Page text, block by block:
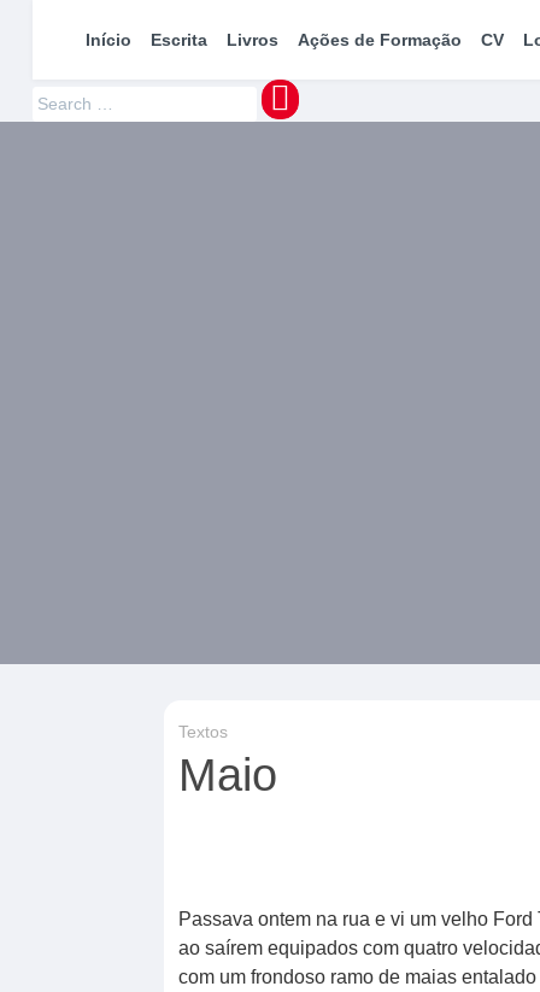
maquinaMUNDI
Pedro Manuel Azevedo » Escritor » Formador
Início Escrita Livros Ações de Formação CV
Textos
Maio
Passava ontem na rua e vi um velho
ao saírem equipados com quatro
com um frondoso ramo de maias